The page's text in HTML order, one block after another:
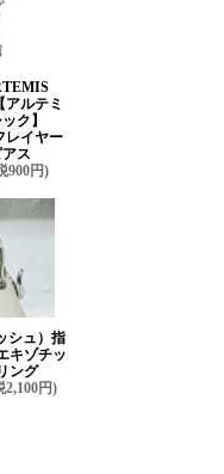
ルテミ
ク】
レイヤー
ス
900円)
シュ）指
キゾチッ
ング
2,100円)